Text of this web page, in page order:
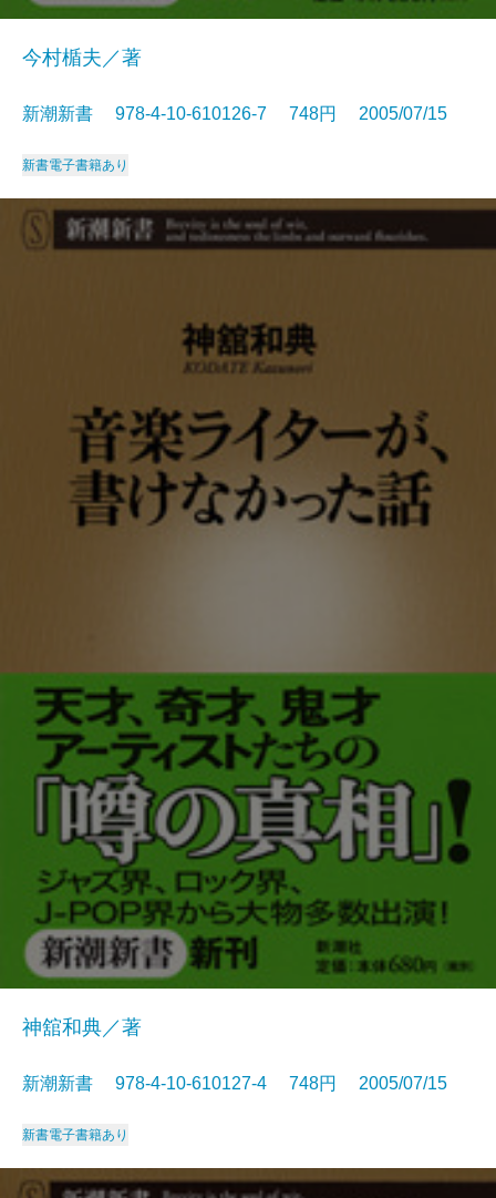
今村楯夫／著
新潮新書 978-4-10-610126-7 748円 2005/07/15
新書電子書籍あり
神舘和典／著
新潮新書 978-4-10-610127-4 748円 2005/07/15
新書電子書籍あり